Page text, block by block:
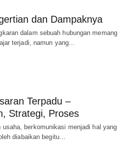
dan Dampaknya
dalam sebuah hubungan memang
terjadi, namun yang…
Terpadu –
Strategi, Proses
usaha, berkomunikasi menjadi hal yang
diabaikan begitu…